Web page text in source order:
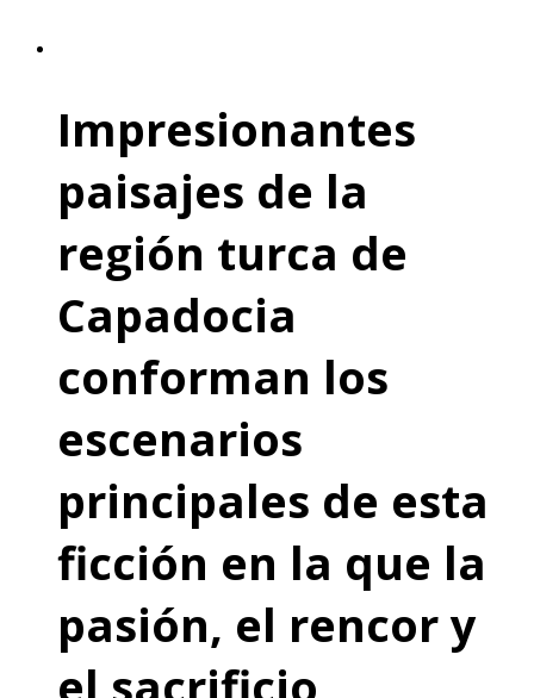
Impresionantes
paisajes de la
región turca de
Capadocia
conforman los
escenarios
principales de esta
ficción en la que la
pasión, el rencor y